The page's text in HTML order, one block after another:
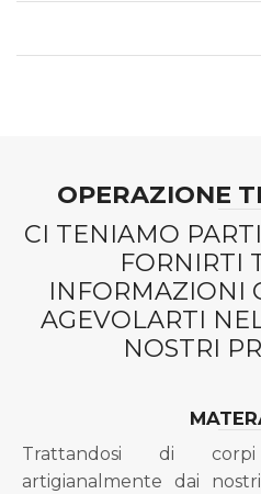
OPERAZIONE
CI TENIAMO
FORNIRTI
INFORMAZIONI
AGEVOLARTI
NOSTRI
Trattandosi di
artigianalmente dai